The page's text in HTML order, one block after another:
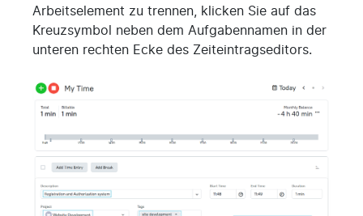
Arbeitselement zu trennen, klicken Sie auf das
Kreuzsymbol neben dem Aufgabennamen in der
unteren rechten Ecke des Zeiteintragseditors.